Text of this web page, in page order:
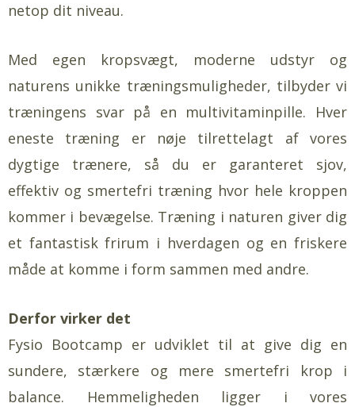
netop dit niveau.
Med egen kropsvægt, moderne udstyr og
naturens unikke træningsmuligheder, tilbyder vi
træningens svar på en multivitaminpille. Hver
eneste træning er nøje tilrettelagt af vores
dygtige trænere, så du er garanteret sjov,
effektiv og smertefri træning hvor hele kroppen
kommer i bevægelse. Træning i naturen giver dig
et fantastisk frirum i hverdagen og en friskere
måde at komme i form sammen med andre.
Derfor virker det
Fysio Bootcamp er udviklet til at give dig en
sundere, stærkere og mere smertefri krop i
balance. Hemmeligheden ligger i vores